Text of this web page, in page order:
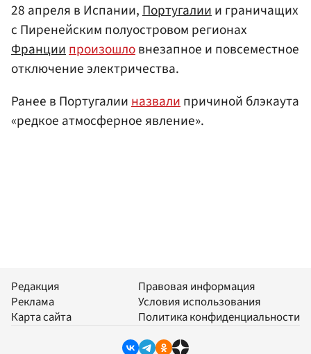
28 апреля в Испании,Португалиии граничащих
с Пиренейским полуостровом регионах
Франциипроизошловнезапное и повсеместное
отключение электричества.
Ранее в Португалииназвалипричиной блэкаута
«редкое атмосферное явление».
Редакция
Реклама
Карта сайта
Правовая информация
Условия использования
Политика конфиденциальности